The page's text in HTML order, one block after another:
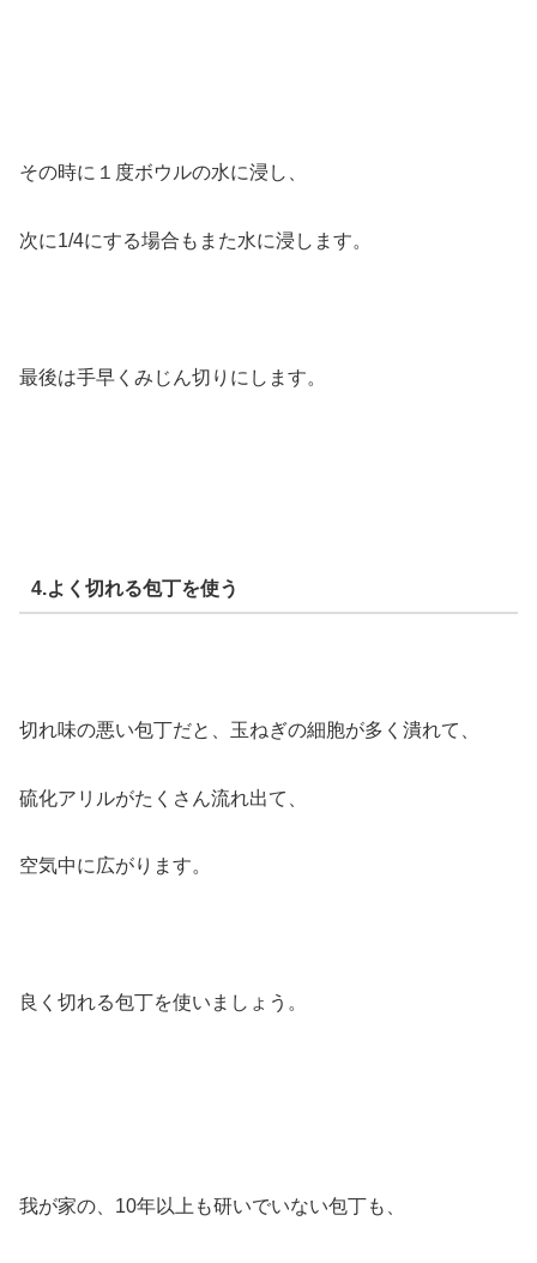
その時に１度ボウルの水に浸し、
次に1/4にする場合もまた水に浸します。
最後は手早くみじん切りにします。
4.よく切れる包丁を使う
切れ味の悪い包丁だと、玉ねぎの細胞が多く潰れて、
硫化アリルがたくさん流れ出て、
空気中に広がります。
良く切れる包丁を使いましょう。
我が家の、10年以上も研いでいない包丁も、